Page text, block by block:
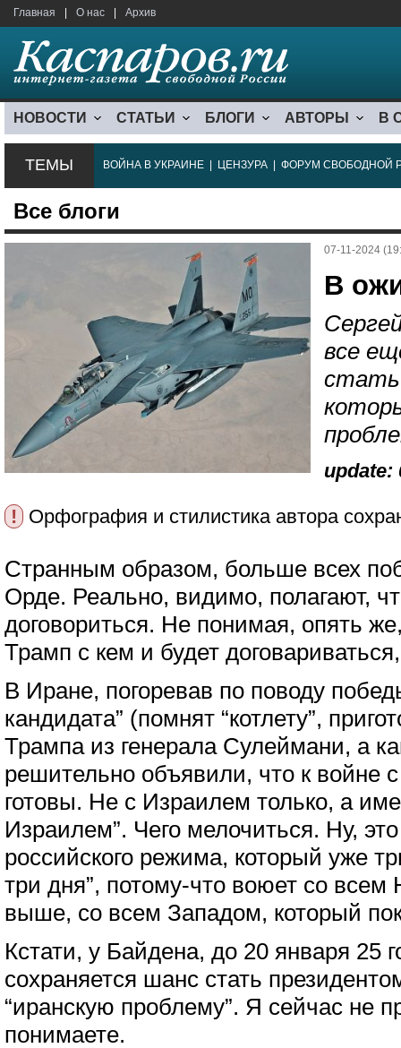
Главная О нас Архив
НОВОСТИ СТАТЬИ БЛОГИ АВТОРЫ В
ТЕМЫ ВОЙНА В УКРАИНЕ ЦЕНЗУРА ФОРУМ СВОБОДНОЙ
Все блоги
07-11-2024
В
все
стать
update:
! Орфография и стилистика автора
Странным образом, больше всех
Орде. Реально, видимо, полагают,
договориться. Не понимая, опять
Трамп с кем и будет
В Иране, погоревав по поводу
кандидата” (помнят “котлету”,
Трампа из генерала Сулеймани, а
решительно объявили, что к
готовы. Не с Израилем только, а
Израилем”. Чего мелочиться. Ну,
российского режима, который уже
три дня”, потому-что воюет со
выше, со всем Западом, который
Кстати, у Байдена, до 20 января 25
сохраняется шанс стать
“иранскую проблему”. Я сейчас не
понимаете.